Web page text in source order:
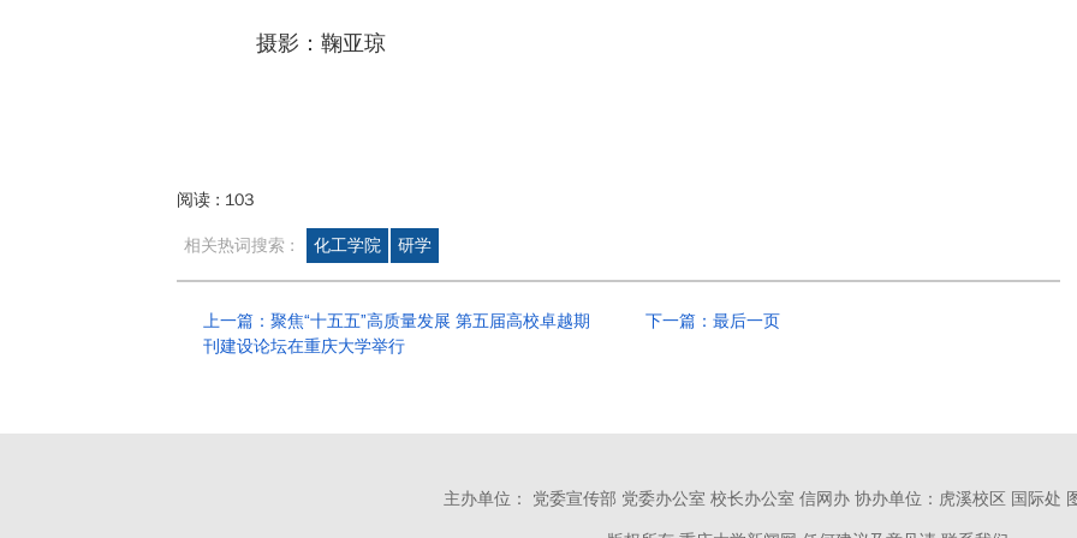
摄影：鞠亚琼
阅读 : 103
相关热词搜索 : 化工学院 研学
上一篇：聚焦“十五五”高质量发展 第五届高校卓越期
刊建设论坛在重庆大学举行
下一篇：最后一页
主办单位： 党委宣传部 党委办公室 校长办公室 信网办 协办单位：虎溪校区 国际处